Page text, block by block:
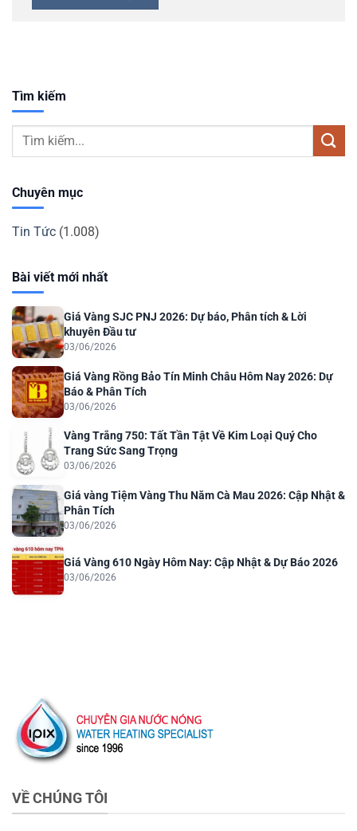
Tìm kiếm
Chuyên mục
Tin Tức (1.008)
Bài viết mới nhất
Giá Vàng SJC PNJ 2026: Dự báo, Phân tích & Lời
khuyên Đầu tư
03/06/2026
Giá Vàng Rồng Bảo Tín Minh Châu Hôm Nay 2026: Dự
Báo & Phân Tích
03/06/2026
Vàng Trắng 750: Tất Tần Tật Về Kim Loại Quý Cho
Trang Sức Sang Trọng
03/06/2026
Giá vàng Tiệm Vàng Thu Năm Cà Mau 2026: Cập Nhật &
Phân Tích
03/06/2026
Giá Vàng 610 Ngày Hôm Nay: Cập Nhật & Dự Báo 2026
03/06/2026
VỀ CHÚNG TÔI